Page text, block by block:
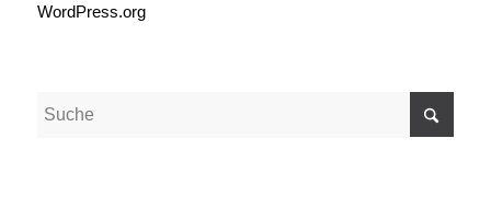
WordPress.org